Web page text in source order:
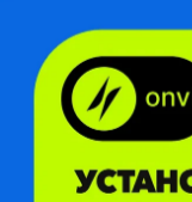
продолжает
состоялось
по адресам: ул.
автомойка +